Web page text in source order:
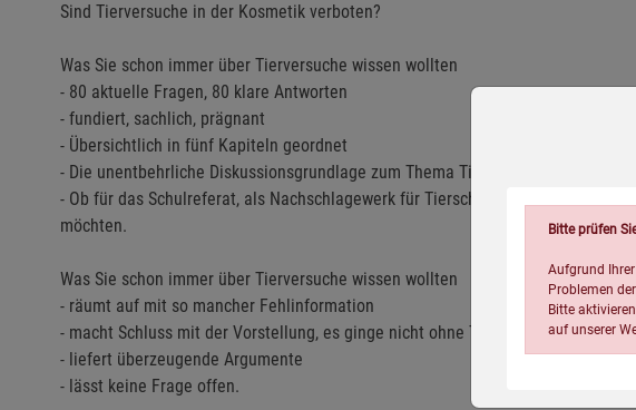
Sind Tierversuche in der Kosmetik verboten?
Was Sie schon immer über Tierversuche wissen wollten
- 80 aktuelle Fragen, 80 klare Antworten
- fundiert, sachlich, prägnant
- Übersichtlich in fünf Kapiteln geordnet
- Die unentbehrliche Diskussionsgrundlage zum Thema Tierversuche
- Ob für das Schulreferat, als Nachschlagewerk für Tierschützer oder einfach
möchten.
Was Sie schon immer über Tierversuche wissen wollten
- räumt auf mit so mancher Fehlinformation
- macht Schluss mit der Vorstellung, es ginge nicht ohne Tierversuche
- liefert überzeugende Argumente
- lässt keine Frage offen.
Bitte prüfen
Aufgrund
Problemen
Bitte
auf unserer